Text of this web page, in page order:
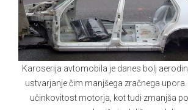
Karoserija avtomobila je danes bolj
ustvarjanje čim manjšega zračnega
učinkovitost motorja, kot tudi zmanjša